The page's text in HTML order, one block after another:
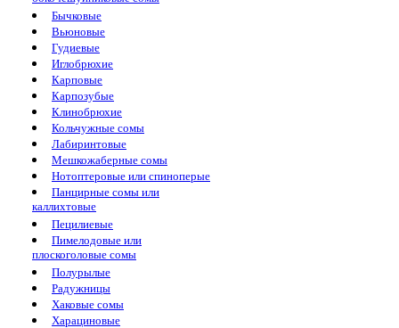
Бычковые
Вьюновые
Гудиевые
Иглобрюхие
Карповые
Карпозубые
Клинобрюхие
Кольчужные сомы
Лабиринтовые
Мешкожаберные сомы
Нотоптеровые или спиноперые
Панцирные сомы или
каллихтовые
Пецилиевые
Пимелодовые или
плоскоголовые сомы
Полурылые
Радужницы
Хаковые сомы
Харациновые